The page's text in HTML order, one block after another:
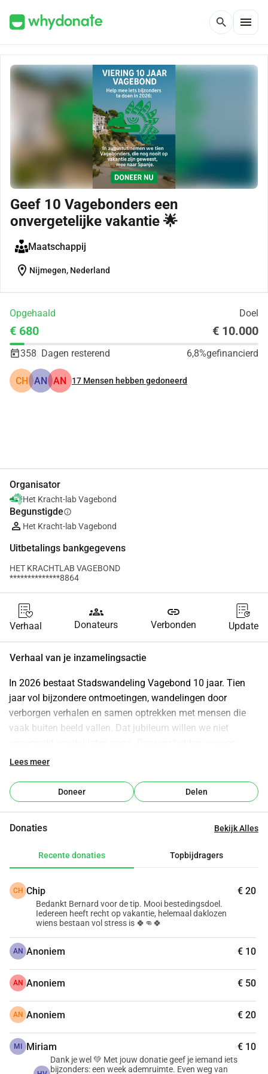
search menu
Geef 10 Vagebonders een
onvergetelijke vakantie 🌟
Maatschappij
location_on Nijmegen, Nederland
Opgehaald Doel
€ 680 € 10.000
358 Dagen resterend 6,8%gefinancierd
CH AN AN 17 Mensen hebben gedoneerd
Organisator
Het Kracht-lab Vagebond
Begunstigdeinfo
Het Kracht-lab Vagebond
Uitbetalings bankgegevens
HET KRACHTLAB VAGEBOND
**************8864
Verhaal
groups
Donateurs
link
Verbonden Update
Verhaal van je inzamelingsactie
In 2026 bestaat Stadswandeling Vagebond 10 jaar. Tien
jaar vol bijzondere ontmoetingen, wandelingen door
verborgen verhalen en samen optrekken met mensen die
vaak buiten beeld vallen. Dat jubileum willen we niet
droom: 👉 Met 10 Vagebonders die nog nooit op vakantie
velen lijkt vakantie vanzelfsprekend. Maar voor mensen die
jarenlang op straat hebben geleefd of constant in
zorgen om opvang, regels of rekeningen. Maar wél samen
maken. Met jouw steun kunnen we dit waarmaken: ✈️
eenvoudig pension 🍽️ Gezamenlijke maaltijden 🌞 Een
week vol rust, plezier en nieuwe energie Elke donatie, groot
of klein, brengt ons dichter bij dit doel. Help jij mee om dit
jubileum onvergetelijk te maken? 💚 Doneer nu en geef
iemand de kans om – misschien voor de allereerste keer –
écht even uit te ademen. Samen maken we 10 jaar
Vagebond niet alleen een terugblik, maar vooral een sprong
Lees meer
Doneer Delen
Donaties Bekijk Alles
Recente donaties Topbijdragers
CH Chip € 20
Bedankt Bernard voor de tip. Mooi bestedingsdoel.
Iedereen heeft recht op vakantie, helemaal daklozen
wiens bestaan vol stress is 🍀👊🍀
AN Anoniem € 10
AN Anoniem € 50
AN Anoniem € 20
MI Miriam € 10
Dank je wel 💚 Met jouw donatie geef je iemand iets
bijzonders: een week ademruimte. Even weg van